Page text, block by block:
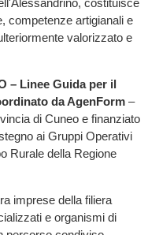
costituisce
competenze artigianali e
valorizzato e
– Linee Guida per il
da AgenForm–
di Cuneo e finanziato
ai Gruppi Operativi
Rurale della Regione
imprese della filiera
e organismi di